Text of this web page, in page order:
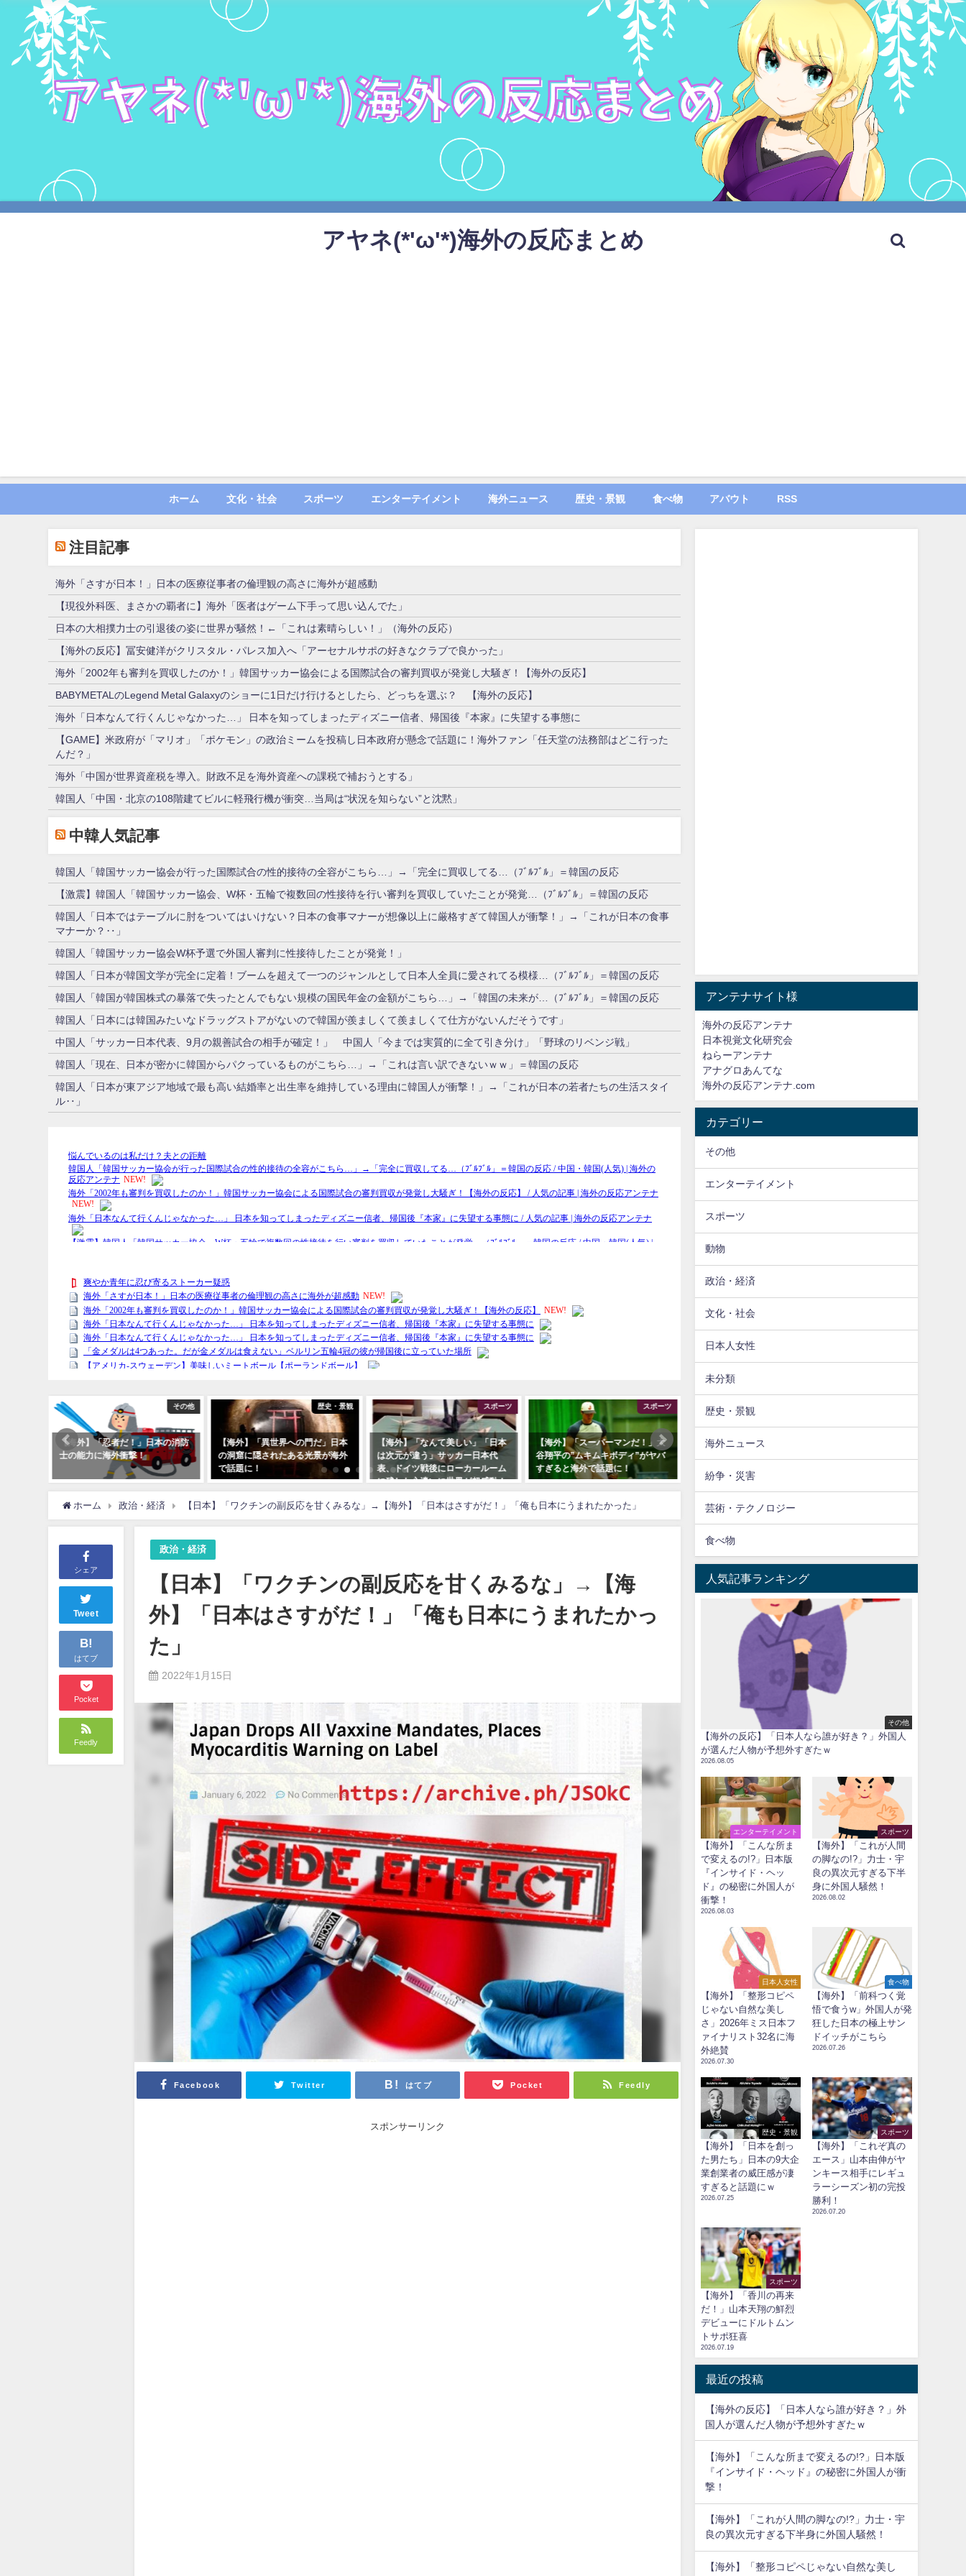
アヤネ(*'ω'*)海外の反応まとめ
ホーム 文化・社会 スポーツ エンターテイメント 海外ニュース 歴史・景観 食べ物 アバウト RSS
注目記事
海外「さすが日本！」日本の医療従事者の倫理観の高さに海外が超感動
【現役外科医、まさかの覇者に】海外「医者はゲーム下手って思い込んでた」
日本の大相撲力士の引退後の姿に世界が騒然！←「これは素晴らしい！」（海外の反応）
【海外の反応】冨安健洋がクリスタル・パレス加入へ「アーセナルサポの好きなクラブで良かった」
海外「2002年も審判を買収したのか！」韓国サッカー協会による国際試合の審判買収が発覚し大騒ぎ！【海外の反応】
BABYMETALのLegend Metal Galaxyのショーに1日だけ行けるとしたら、どっちを選ぶ？ 【海外の反応】
海外「日本なんて行くんじゃなかった…」 日本を知ってしまったディズニー信者、帰国後『本家』に失望する事態に
【GAME】米政府が「マリオ」「ポケモン」の政治ミームを投稿し日本政府が懸念で話題に！海外ファン「任天堂の法務部はどこ行った
んだ？」
海外「中国が世界資産税を導入。財政不足を海外資産への課税で補おうとする」
韓国人「中国・北京の108階建てビルに軽飛行機が衝突…当局は“状況を知らない”と沈黙」
中韓人気記事
韓国人「韓国サッカー協会が行った国際試合の性的接待の全容がこちら…」→「完全に買収してる…（ﾌﾞﾙﾌﾞﾙ」＝韓国の反応
【激震】韓国人「韓国サッカー協会、W杯・五輪で複数回の性接待を行い審判を買収していたことが発覚…（ﾌﾞﾙﾌﾞﾙ」＝韓国の反応
韓国人「日本ではテーブルに肘をついてはいけない？日本の食事マナーが想像以上に厳格すぎて韓国人が衝撃！」→「これが日本の食事
マナーか？‥」
韓国人「韓国サッカー協会W杯予選で外国人審判に性接待したことが発覚！」
韓国人「日本が韓国文学が完全に定着！ブームを超えて一つのジャンルとして日本人全員に愛されてる模様…（ﾌﾞﾙﾌﾞﾙ」＝韓国の反応
韓国人「韓国が韓国株式の暴落で失ったとんでもない規模の国民年金の金額がこちら…」→「韓国の未来が…（ﾌﾞﾙﾌﾞﾙ」＝韓国の反応
韓国人「日本には韓国みたいなドラッグストアがないので韓国が羨ましくて羨ましくて仕方がないんだそうです」
中国人「サッカー日本代表、9月の親善試合の相手が確定！」 中国人「今までは実質的に全て引き分け」「野球のリベンジ戦」
韓国人「現在、日本が密かに韓国からパクっているものがこちら…」→「これは言い訳できないｗｗ」＝韓国の反応
韓国人「日本が東アジア地域で最も高い結婚率と出生率を維持している理由に韓国人が衝撃！」→「これが日本の若者たちの生活スタイ
ル‥」
その他
【海外】「忍者だ！」日本の消防
士の能力に海外衝撃！
歴史・景観
【海外】「異世界への門だ」日本
の洞窟に隠されたある光景が海外
で話題に！
スポーツ
【海外】「なんて美しい」「日本
は次元が違う」サッカー日本代
表、ドイツ戦後にローカールーム
に残した心遣いに世界が超感動！
スポーツ
【海外】「スーパーマンだ！」大
谷翔平の”ムキムキボディ”がヤバ
すぎると海外で話題に！
【海外】「チャンピオンが帰って
ルスでスーパースター扱いされて
しまうw
ホーム 政治・経済 【日本】「ワクチンの副反応を甘くみるな」→【海外】「日本はさすがだ！」「俺も日本にうまれたかった」
シェア
Tweet
B!
はてブ
Pocket
Feedly
政治・経済
【日本】「ワクチンの副反応を甘くみるな」→【海
外】「日本はさすがだ！」「俺も日本にうまれたかっ
た」
2022年1月15日
Facebook Twitter はてブ Pocket Feedly
スポンサーリンク
アンテナサイト様
海外の反応アンテナ
日本視覚文化研究会
ねらーアンテナ
アナグロあんてな
海外の反応アンテナ.com
カテゴリー
その他
エンターテイメント
スポーツ
動物
政治・経済
文化・社会
日本人女性
未分類
歴史・景観
海外ニュース
紛争・災害
芸術・テクノロジー
食べ物
人気記事ランキング
その他
【海外の反応】「日本人なら誰が好き？」外国人
が選んだ人物が予想外すぎたｗ
2026.08.05
エンターテイメント
【海外】「こんな所ま
で変えるの!?」日本版
『インサイド・ヘッ
ド』の秘密に外国人が
衝撃！
2026.08.03
スポーツ
【海外】「これが人間
の脚なの!?」力士・宇
良の異次元すぎる下半
身に外国人騒然！
2026.08.02
日本人女性
【海外】「整形コピペ
じゃない自然な美し
さ」2026年ミス日本フ
ァイナリスト32名に海
外絶賛
2026.07.30
食べ物
【海外】「前科つく覚
悟で食うw」外国人が発
狂した日本の極上サン
ドイッチがこちら
2026.07.26
歴史・景観
【海外】「日本を創っ
た男たち」日本の9大企
業創業者の威圧感が凄
すぎると話題にｗ
2026.07.25
スポーツ
【海外】「これぞ真の
エース」山本由伸がヤ
ンキース相手にレギュ
ラーシーズン初の完投
勝利！
2026.07.20
スポーツ
【海外】「香川の再来
だ！」山本天翔の鮮烈
デビューにドルトムン
トサポ狂喜
2026.07.19
最近の投稿
【海外の反応】「日本人なら誰が好き？」外
国人が選んだ人物が予想外すぎたｗ
【海外】「こんな所まで変えるの!?」日本版
『インサイド・ヘッド』の秘密に外国人が衝
撃！
【海外】「これが人間の脚なの!?」力士・宇
良の異次元すぎる下半身に外国人騒然！
【海外】「整形コピペじゃない自然な美し